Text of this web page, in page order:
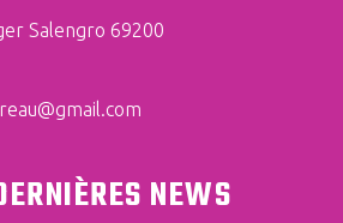
Salengro 69200
NEWS